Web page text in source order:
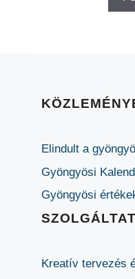
Elindult a
Gyöngyösi
Gyöngyösi
Kreatív tervezés